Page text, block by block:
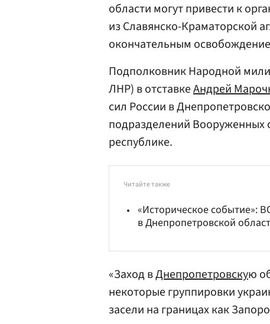
области могут привести к
из Славянско-Краматорской
окончательным
Подполковник Народной
ЛНР) в отставкеАндрей
сил России в
подразделений Вооруженных
республике.
Читайте также
«Историческое событие»:
в Днепропетровской
«Заход вДнепропетровскую
некоторые группировки
засели на границах как